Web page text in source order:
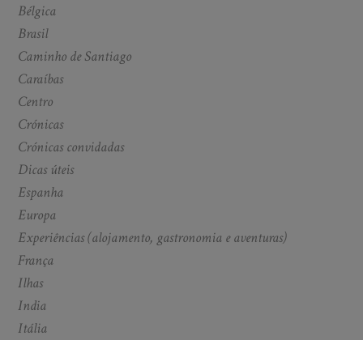
Bélgica
Brasil
Caminho de Santiago
Caraíbas
Centro
Crónicas
Crónicas convidadas
Dicas úteis
Espanha
Europa
Experiências (alojamento, gastronomia e aventuras)
França
Ilhas
India
Itália